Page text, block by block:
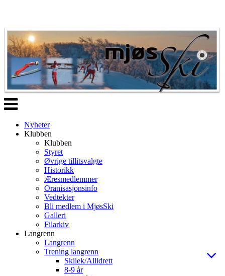
Veksle
navigasjon
Nyheter
Klubben
Klubben
Styret
Øvrige tillitsvalgte
Historikk
Æresmedlemmer
Oranisasjonsinfo
Vedtekter
Bli medlem i MjøsSki
Galleri
Filarkiv
Langrenn
Langrenn
Trening langrenn
Skilek/Allidrett
8-9 år